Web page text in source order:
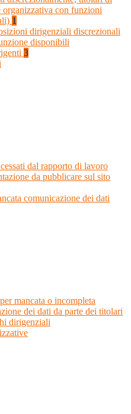
organizzativa con funzioni
1
dirigenziali discrezionali
disponibili
3
dal rapporto di lavoro
da pubblicare sul sito
comunicazione dei dati
mancata o incompleta
dei dati da parte dei titolari
dirigenziali